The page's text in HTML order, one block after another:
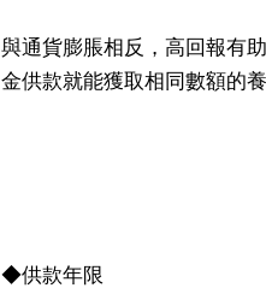
與通貨膨脹相反，高回報有
金供款就能獲取相同數額的養
◆供款年限